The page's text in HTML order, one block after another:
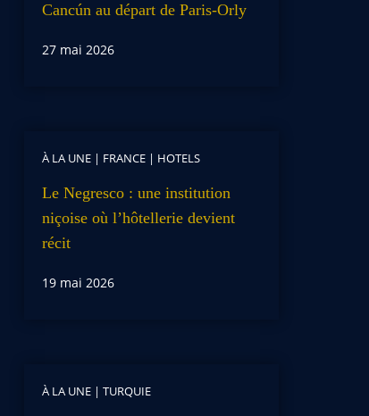
Cancún au départ de Paris-Orly
27 mai 2026
À LA UNE| FRANCE| HOTELS
Le Negresco : une institution
niçoise où l’hôtellerie devient
récit
19 mai 2026
À LA UNE| TURQUIE